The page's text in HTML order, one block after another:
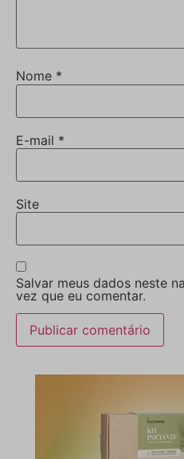
Nome *
E-mail *
Site
Salvar meus dados neste
vez que eu comentar.